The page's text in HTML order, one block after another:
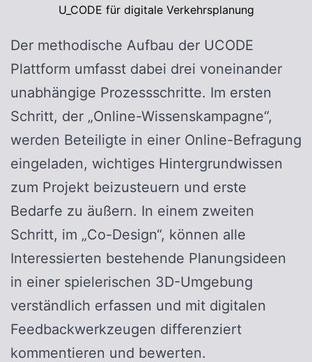
U_CODE für digitale Verkehrsplanung
Der methodische Aufbau der UCODE
Plattform umfasst dabei drei voneinander
unabhängige Prozessschritte. Im ersten
Schritt, der „Online-Wissenskampagne“,
werden Beteiligte in einer Online-Befragung
eingeladen, wichtiges Hintergrundwissen
zum Projekt beizusteuern und erste
Bedarfe zu äußern. In einem zweiten
Schritt, im „Co-Design“, können alle
Interessierten bestehende Planungsideen
in einer spielerischen 3D-Umgebung
verständlich erfassen und mit digitalen
Feedbackwerkzeugen differenziert
kommentieren und bewerten.